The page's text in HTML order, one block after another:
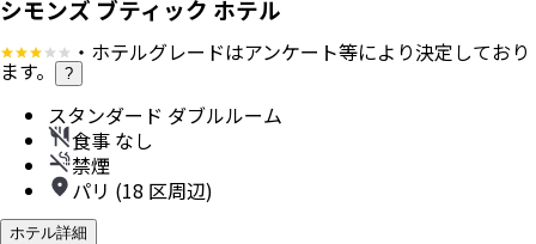
シモンズ ブティック ホテル
・ホテルグレードはアンケート等により決定しており
ます。 ?
スタンダード ダブルルーム
食事 なし
禁煙
パリ (18 区周辺)
ホテル詳細